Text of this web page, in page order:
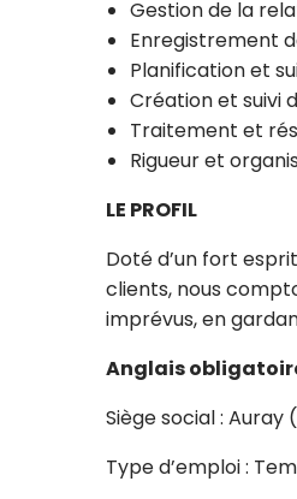
Gestion de la
Enregistrement
Planification et
Création et suivi
Traitement et
Rigueur et
LE PROFIL
Doté d’un fort
clients, nous
imprévus, en
Anglais
Siège social : Auray
Type d’emploi :